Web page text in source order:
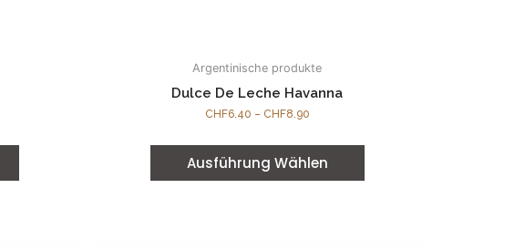
Argentinische produkte
Dulce De Leche Havanna
CHF6.40 – CHF8.90
Ausführung Wählen